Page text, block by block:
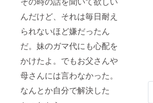
んだけど、それは毎日耐え
られないほど嫌だったん
だ。妹のガマ代にも心配を
かけたよ。でもお父さんや
母さんには言わなかった。
なんとか自分で解決した